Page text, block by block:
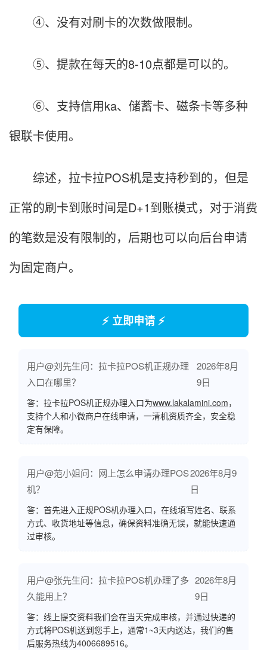
④、没有对刷卡的次数做限制。
⑤、提款在每天的8-10点都是可以的。
⑥、支持信用ka、储蓄卡、磁条卡等多种
银联卡使用。
综述，拉卡拉POS机是支持秒到的，但是
正常的刷卡到账时间是D+1到账模式，对于消费
的笔数是没有限制的，后期也可以向后台申请
为固定商户。
⚡ 立即申请 ⚡
用户@刘先生问：拉卡拉POS机正规办理
入口在哪里？
2026年8月
9日
答：拉卡拉POS机正规办理入口为www.lakalamini.com，
支持个人和小微商户在线申请，一清机资质齐全，安全稳
定有保障。
用户@范小姐问：网上怎么申请办理POS
机？
2026年8月9
日
答：首先进入正规POS机办理入口，在线填写姓名、联系
方式、收货地址等信息，确保资料准确无误，就能快速通
过审核。
用户@张先生问：拉卡拉POS机办理了多
久能用上？
2026年8月
9日
答：线上提交资料我们会在当天完成审核，并通过快递的
方式将POS机送到您手上，通常1~3天内送达，我们的售
后服务热线为4006689516。